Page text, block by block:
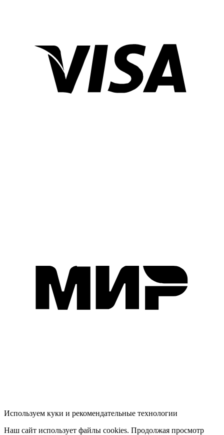
Используем куки и рекомендательные технологии
Наш сайт использует файлы cookies. Продолжая просмотр